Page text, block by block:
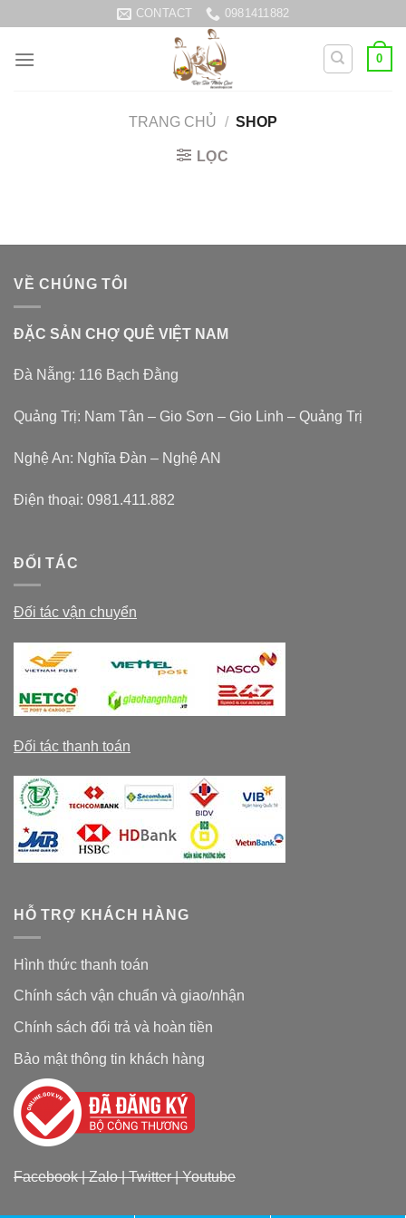
content
CONTACT 0981411882
0
TRANG CHỦ / SHOP
LỌC
VỀ CHÚNG TÔI
ĐẶC SẢN CHỢ QUÊ VIỆT NAM
Đà Nẵng: 116 Bạch Đằng
Quảng Trị: Nam Tân – Gio Sơn – Gio Linh – Quảng Trị
Nghệ An: Nghĩa Đàn – Nghệ AN
Điện thoại: 0981.411.882
ĐỐI TÁC
Đối tác vận chuyển
Đối tác thanh toán
HỖ TRỢ KHÁCH HÀNG
Hình thức thanh toán
Chính sách vận chuẩn và giao/nhận
Chính sách đổi trả và hoàn tiền
Bảo mật thông tin khách hàng
Facebook|Zalo|Twitter|Youtube